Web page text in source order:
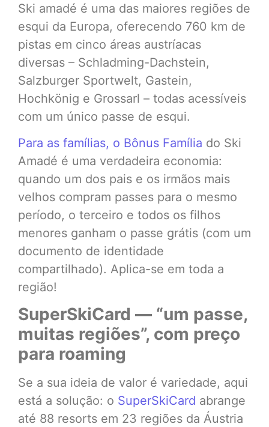
Ski amadé é uma das maiores regiões de
esqui da Europa, oferecendo 760 km de
pistas em cinco áreas austríacas
diversas – Schladming-Dachstein,
Salzburger Sportwelt, Gastein,
Hochkönig e Grossarl – todas acessíveis
com um único passe de esqui.
Para as famílias, o Bônus Família do Ski
Amadé é uma verdadeira economia:
quando um dos pais e os irmãos mais
velhos compram passes para o mesmo
período, o terceiro e todos os filhos
menores ganham o passe grátis (com um
documento de identidade
compartilhado). Aplica-se em toda a
região!
SuperSkiCard — “um passe,
muitas regiões”, com preço
para roaming
Se a sua ideia de valor é variedade, aqui
está a solução: o SuperSkiCard abrange
até 88 resorts em 23 regiões da Áustria